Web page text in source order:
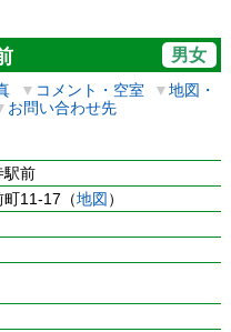
男女
▼ コメント・空室 ▼地図・
お問い合わせ先
駅前
町11-17（地図 ）